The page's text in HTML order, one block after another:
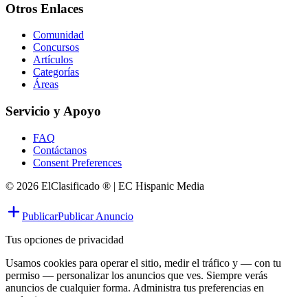
Otros Enlaces
Comunidad
Concursos
Artículos
Categorías
Áreas
Servicio y Apoyo
FAQ
Contáctanos
Consent Preferences
© 2026 ElClasificado ® | EC Hispanic Media
PublicarPublicar Anuncio
Tus opciones de privacidad
Usamos cookies para operar el sitio, medir el tráfico y — con tu
permiso — personalizar los anuncios que ves. Siempre verás
anuncios de cualquier forma. Administra tus preferencias en